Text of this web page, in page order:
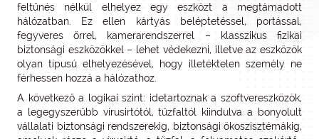
feltűnés nélkül elhelyez egy eszközt a megtámadott
hálózatban. Ez ellen kártyás beléptetéssel, portással,
fegyveres őrrel, kamerarendszerrel – klasszikus fizikai
biztonsági eszközökkel – lehet védekezni, illetve az eszközök
olyan típusú elhelyezésével, hogy illetéktelen személy ne
férhessen hozzá a hálózathoz.
A következő a logikai szint: idetartoznak a szoftvereszközök,
a legegyszerűbb vírusirtótól, tűzfaltól kiindulva a bonyolult
vállalati biztonsági rendszerekig, biztonsági ökoszisztémákig,